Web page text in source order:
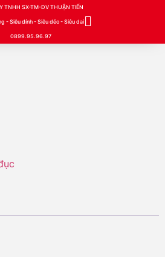
TNHH SX-TM-DV THUẬN TIẾN
- Siêu dính - Siêu dẻo - Siêu dai
0899.95.96.97